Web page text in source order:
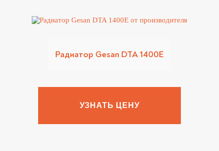
Радиатор Gesan DTA 1400E
УЗНАТЬ ЦЕНУ